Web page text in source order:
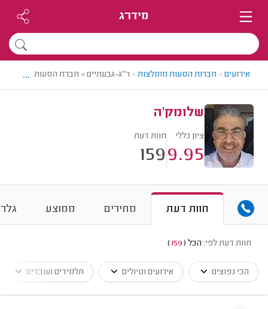
מידרג
אירועים> חברות הסעות מומלצות> ר"ג-גבעתיים > חברת הסעות...
שלומק'ה
ציון כללי
9.95
חוות דעת
159
חוות דעת מחירים ממוצע
חוות דעת לפי: הכל (
159
)
הכי נפוצים אירועים וטיולים תלמידים ועובדים